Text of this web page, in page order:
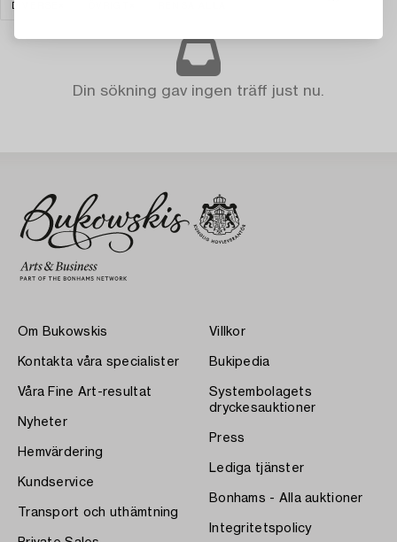
DIVERSE
Din sökning gav ingen träff just nu.
Om Bukowskis
Kontakta våra specialister
Våra Fine Art-resultat
Nyheter
Hemvärdering
Kundservice
Transport och uthämtning
Villkor
Bukipedia
Systembolagets
dryckesauktioner
Press
Lediga tjänster
Bonhams - Alla auktioner
Integritetspolicy